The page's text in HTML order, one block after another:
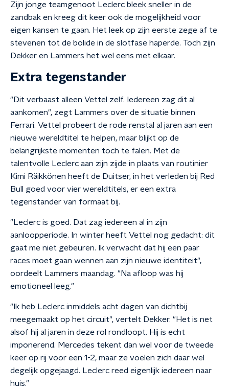
Zijn jonge teamgenoot Leclerc bleek sneller in de
zandbak en kreeg dit keer ook de mogelijkheid voor
eigen kansen te gaan. Het leek op zijn eerste zege af te
stevenen tot de bolide in de slotfase haperde. Toch zijn
Dekker en Lammers het wel eens met elkaar.
Extra tegenstander
"Dit verbaast alleen Vettel zelf. Iedereen zag dit al
aankomen", zegt Lammers over de situatie binnen
Ferrari. Vettel probeert de rode renstal al jaren aan een
nieuwe wereldtitel te helpen, maar blijkt op de
belangrijkste momenten toch te falen. Met de
talentvolle Leclerc aan zijn zijde in plaats van routinier
Kimi Räikkönen heeft de Duitser, in het verleden bij Red
Bull goed voor vier wereldtitels, er een extra
tegenstander van formaat bij.
"Leclerc is goed. Dat zag iedereen al in zijn
aanloopperiode. In winter heeft Vettel nog gedacht: dit
gaat me niet gebeuren. Ik verwacht dat hij een paar
races moet gaan wennen aan zijn nieuwe identiteit",
oordeelt Lammers maandag. "Na afloop was hij
emotioneel leeg."
"Ik heb Leclerc inmiddels acht dagen van dichtbij
meegemaakt op het circuit", vertelt Dekker. "Het is net
alsof hij al jaren in deze rol rondloopt. Hij is echt
imponerend. Mercedes tekent dan wel voor de tweede
keer op rij voor een 1-2, maar ze voelen zich daar wel
degelijk opgejaagd. Leclerc reed eigenlijk iedereen naar
huis."